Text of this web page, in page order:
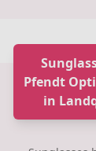
Pfendt
in